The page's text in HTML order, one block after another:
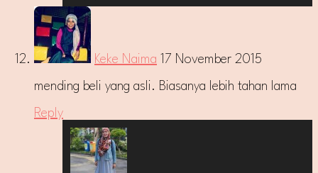
Keke Naima 17 November 2015
mending beli yang asli. Biasanya lebih tahan lama
Reply